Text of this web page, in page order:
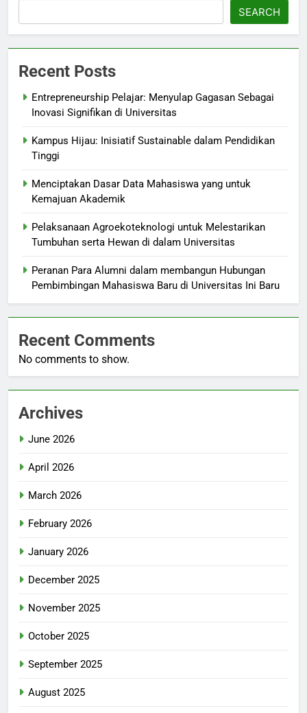
SEARCH
Recent Posts
Entrepreneurship Pelajar: Menyulap Gagasan Sebagai
Inovasi Signifikan di Universitas
Kampus Hijau: Inisiatif Sustainable dalam Pendidikan
Tinggi
Menciptakan Dasar Data Mahasiswa yang untuk
Kemajuan Akademik
Pelaksanaan Agroekoteknologi untuk Melestarikan
Tumbuhan serta Hewan di dalam Universitas
Peranan Para Alumni dalam membangun Hubungan
Pembimbingan Mahasiswa Baru di Universitas Ini Baru
Recent Comments
No comments to show.
Archives
June 2026
April 2026
March 2026
February 2026
January 2026
December 2025
November 2025
October 2025
September 2025
August 2025